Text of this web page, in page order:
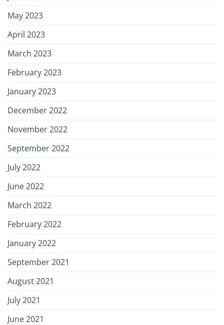
May 2023
April 2023
March 2023
February 2023
January 2023
December 2022
November 2022
September 2022
July 2022
June 2022
March 2022
February 2022
January 2022
September 2021
August 2021
July 2021
June 2021